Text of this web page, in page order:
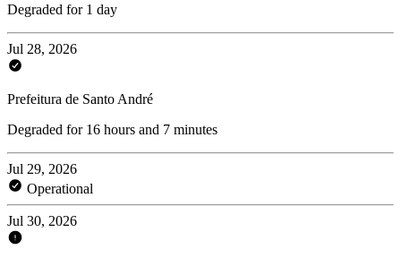
Degraded for 1 day
Jul 28, 2026
Prefeitura de Santo André
Degraded for 16 hours and 7 minutes
Jul 29, 2026
Operational
Jul 30, 2026